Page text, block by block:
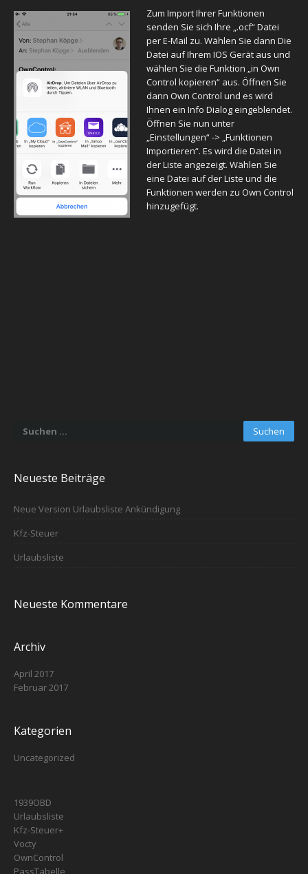
Zum Import Ihrer Funktionen
senden Sie sich Ihre „.ocf“ Datei
per E-Mail zu. Wählen Sie dann Die
Datei auf Ihrem IOS Gerät aus und
wählen Sie die Funktion „in Own
Control kopieren“ aus. Öffnen Sie
dann Own Control und es wird
Ihnen ein Info Dialog eingeblendet.
Öffnen Sie nun unter
„Einstellungen“ -> „Funktionen
Importieren“. Es wird die Datei in
der Liste angezeigt. Wählen Sie
eine Datei auf der Liste und die
Funktionen werden zu Own Control
hinzugefügt.
Suchen
nach:
Neueste Beiträge
Neue Version Urlaubsliste Ankündigung
Kfz-Steuer
Urlaubsliste
Neueste Kommentare
Archiv
April 2017
Februar 2017
Kategorien
Uncategorized
1939OBD
Urlaubsliste
Kfz-Steuer+
Vocty
OwnControl
PassTabelle